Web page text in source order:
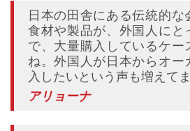
日本の田舎にある伝統的な
食材や製品が、外国人にと
で、大量購入しているケー
ね。外国人が日本からオー
入したいという声も増えてま
アリョーナ